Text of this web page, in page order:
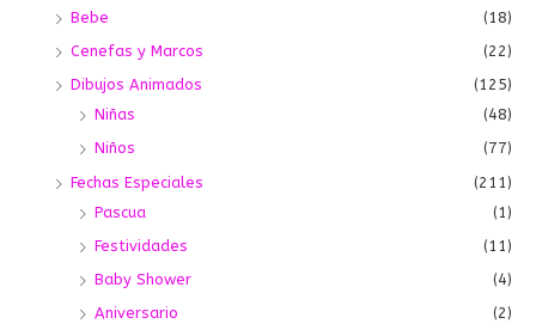
Bebe
(18)
Cenefas y Marcos
(22)
Dibujos Animados
(125)
Niñas
(48)
Niños
(77)
Fechas Especiales
(211)
Pascua
(1)
Festividades
(11)
Baby Shower
(4)
Aniversario
(2)